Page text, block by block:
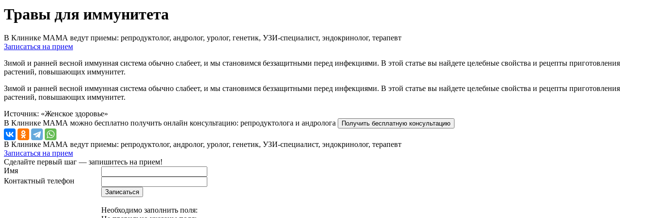
Травы для иммунитета
В Клинике МАМА ведут приемы: репродуктолог, андролог, уролог, генетик, УЗИ-специалист, эндокринолог, терапевт
Записаться на прием
Зимой и ранней весной иммунная система обычно слабеет, и мы становимся беззащитными перед инфекциями. В этой статье вы найдете целебные свойства и рецепты приготовления
растений, повышающих иммунитет.
Зимой и ранней весной иммунная система обычно слабеет, и мы становимся беззащитными перед инфекциями. В этой статье вы найдете целебные свойства и рецепты приготовления
растений, повышающих иммунитет.
Источник: «Женское здоровье»
В Клинике МАМА можно бесплатно получить онлайн консультацию: репродуктолога и андролога
Получить бесплатную консультацию
В Клинике МАМА ведут приемы: репродуктолог, андролог, уролог, генетик, УЗИ-специалист, эндокринолог, терапевт
Записаться на прием
Сделайте первый шаг — запишитесь на прием!
Имя
Контактный телефон
Записаться
Необходимо заполнить поля: